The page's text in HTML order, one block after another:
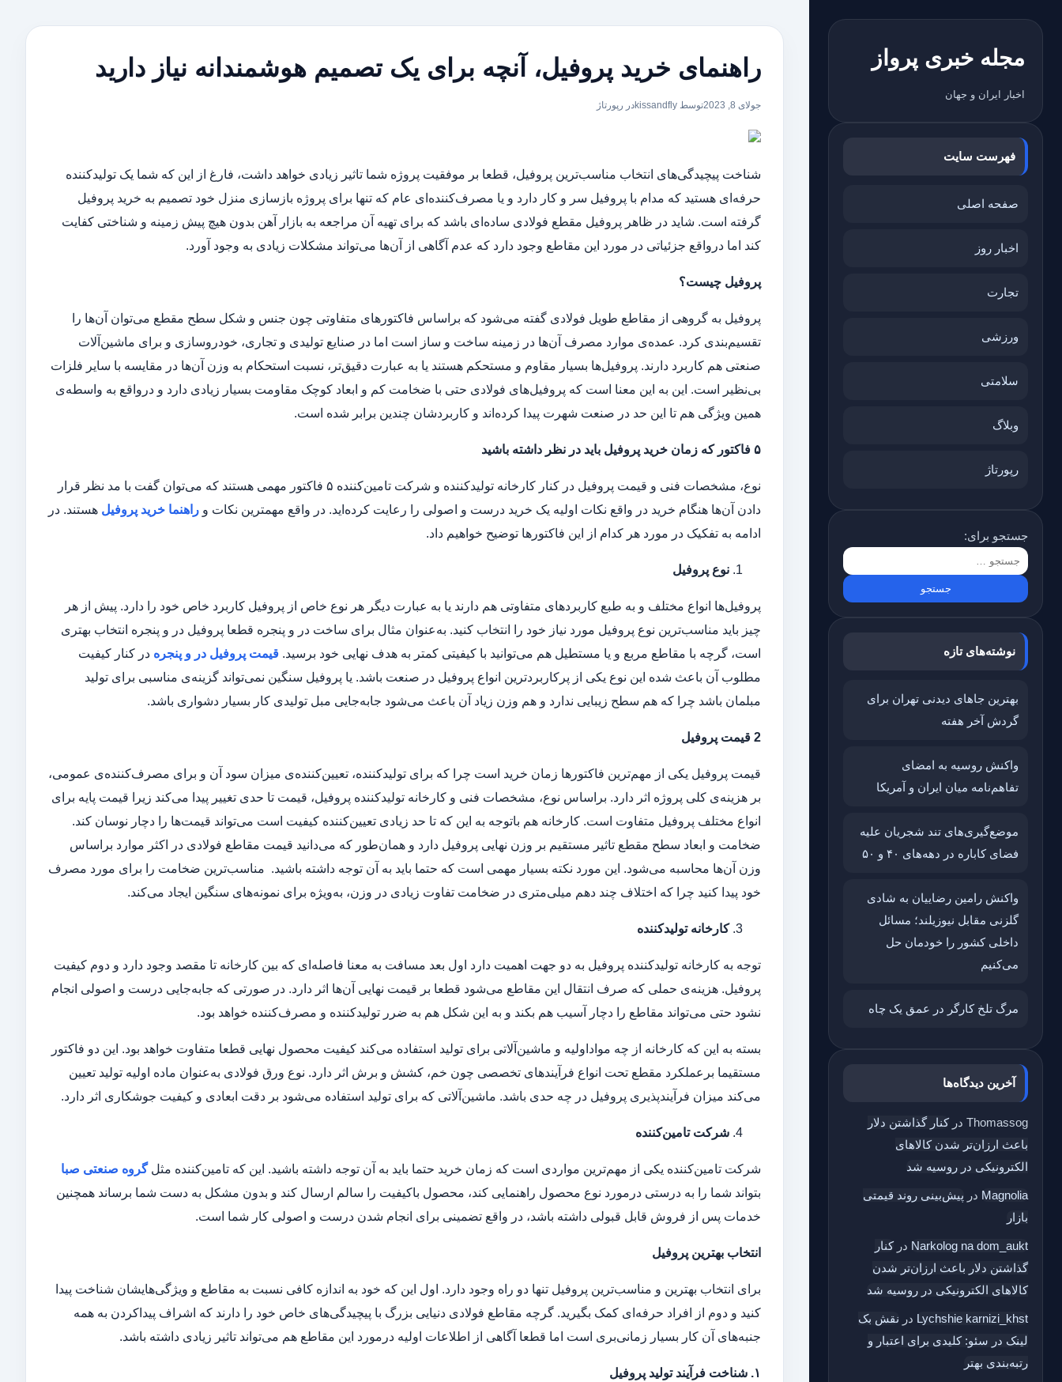
مجله خبری پرواز
اخبار ایران و جهان
فهرست سایت
صفحه اصلی
اخبار روز
تجارت
ورزشی
سلامتی
وبلاگ
رپورتاژ
جستجو برای:
نوشته‌های تازه
بهترین جاهای دیدنی تهران برای
گردش آخر هفته
واکنش روسیه به امضای
تفاهم‌نامه میان ایران و آمریکا
موضع‌گیری‌های تند شجریان علیه
فضای کاباره در دهه‌های ۴۰ و ۵۰
واکنش رامین رضاییان به شادی
گلزنی مقابل نیوزیلند؛ مسائل
داخلی کشور را خودمان حل
می‌کنیم
مرگ تلخ کارگر در عمق یک چاه
آخرین دیدگاه‌ها
Thomassog درکنار گذاشتن دلار
باعث ارزان‌تر شدن کالاهای
الکترونیکی در روسیه شد
Magnolia در پیش‌بینی روند قیمتی
بازار
Narkolog na dom_aukt درکنار
گذاشتن دلار باعث ارزان‌تر شدن
کالاهای الکترونیکی در روسیه شد
Lychshie karnizi_khst در نقش بک‌
لینک در سئو: کلیدی برای اعتبار و
رتبه‌بندی بهتر
راهنمای خرید پروفیل، آنچه برای یک تصمیم هوشمندانه نیاز دارید
جولای 8, 2023 توسط kissandfly در رپورتاژ
شناخت پیچیدگی‌های انتخاب مناسب‌ترین پروفیل، قطعا بر موفقیت پروژه شما تاثیر زیادی خواهد داشت، فارغ از این که شما یک تولیدکننده
حرفه‌ای هستید که مدام با پروفیل سر و کار دارد و یا مصرف‌کننده‌ای عام که تنها برای پروژه بازسازی منزل خود تصمیم به خرید پروفیل
گرفته‌ است. شاید در ظاهر پروفیل مقطع فولادی ساده‌ای باشد که برای تهیه آن مراجعه به بازار آهن بدون هیچ پیش زمینه و شناختی کفایت
کند اما درواقع جزئیاتی در مورد این مقاطع وجود دارد که عدم آگاهی از آن‌ها می‌تواند مشکلات زیادی به وجود آورد.
پروفیل چیست؟
پروفیل به گروهی از مقاطع طویل فولادی گفته می‌شود که براساس فاکتورهای متفاوتی چون جنس و شکل سطح مقطع می‌توان آن‌ها را
تقسیم‌بندی کرد. عمده‌ی موارد مصرف آن‌ها در زمینه ساخت و ساز است اما در صنایع تولیدی و تجاری، خودروسازی و برای ماشین‌آلات
صنعتی هم کاربرد دارند. پروفیل‌ها بسیار مقاوم و مستحکم هستند یا به عبارت دقیق‌تر، نسبت استحکام به وزن آن‌ها در مقایسه با سایر فلزات
بی‌نظیر است. این به این معنا است که پروفیل‌های فولادی حتی با ضخامت کم و ابعاد کوچک مقاومت بسیار زیادی دارد و درواقع به واسطه‌ی
همین ویژگی هم تا این حد در صنعت شهرت پیدا کرده‌اند و کاربردشان چندین برابر شده است.
۵ فاکتور که زمان خرید پروفیل باید در نظر داشته باشید
نوع، مشخصات فنی و قیمت پروفیل در کنار کارخانه تولیدکننده و شرکت تامین‌کننده ۵ فاکتور مهمی هستند که می‌توان گفت با مد نظر قرار
دادن آن‌ها هنگام خرید در واقع نکات اولیه یک خرید درست و اصولی را رعایت کرده‌اید. در واقع مهمترین نکات و راهنما خرید پروفیل هستند. در
ادامه به تفکیک در مورد هر کدام از این فاکتورها توضیح خواهیم داد.
نوع پروفیل
پروفیل‌ها انواع مختلف و به طبع کاربردهای متفاوتی هم دارند یا به عبارت دیگر هر نوع خاص از پروفیل کاربرد خاص خود را دارد. پیش از هر
چیز باید مناسب‌ترین نوع پروفیل مورد نیاز خود را انتخاب کنید. به‌عنوان مثال برای ساخت در و پنجره قطعا پروفیل در و پنجره انتخاب بهتری
است، گرچه با مقاطع مربع و یا مستطیل هم می‌توانید با کیفیتی کمتر به هدف نهایی خود برسید. قیمت پروفیل در و پنجره در کنار کیفیت
مطلوب آن باعث شده این نوع یکی از پرکاربردترین انواع پروفیل در صنعت باشد. یا پروفیل سنگین نمی‌تواند گزینه‌ی مناسبی برای تولید
مبلمان باشد چرا که هم سطح زیبایی ندارد و هم وزن زیاد آن باعث می‌شود جا‌به‌جایی مبل تولیدی کار بسیار دشواری باشد.
2 قیمت پروفیل
قیمت پروفیل یکی از مهم‌ترین فاکتورها زمان خرید است چرا که برای تولیدکننده، تعیین‌کننده‌ی میزان سود آن و برای مصرف‌کننده‌ی عمومی،
بر هزینه‌ی کلی پروژه اثر دارد. براساس نوع، مشخصات فنی و کارخانه تولیدکننده پروفیل، قیمت تا حدی تغییر پیدا می‌کند زیرا قیمت پایه برای
انواع مختلف پروفیل متفاوت است. کارخانه هم باتوجه به این که تا حد زیادی تعیین‌کننده کیفیت است می‌تواند قیمت‌ها را دچار نوسان کند.
ضخامت و ابعاد سطح مقطع تاثیر مستقیم بر وزن نهایی پروفیل دارد و همان‌طور که می‌دانید قیمت مقاطع فولادی در اکثر موارد براساس
وزن آن‌ها محاسبه می‌شود. این مورد نکته بسیار مهمی است که حتما باید به آن توجه داشته باشید. مناسب‌ترین ضخامت را برای مورد مصرف
خود پیدا کنید چرا که اختلاف چند دهم میلی‌متری در ضخامت تفاوت زیادی در وزن، به‌ویژه برای نمونه‌های سنگین ایجاد می‌کند.
کارخانه تولیدکننده
توجه به کارخانه تولیدکننده پروفیل به دو جهت اهمیت دارد اول بعد مسافت به معنا فاصله‌ای که بین کارخانه تا مقصد وجود دارد و دوم کیفیت
پروفیل. هزینه‌ی حملی که صرف انتقال این مقاطع می‌شود قطعا بر قیمت نهایی آن‌ها اثر دارد. در صورتی که جا‌به‌جایی درست و اصولی انجام
نشود حتی می‌تواند مقاطع را دچار آسیب هم بکند و به این شکل هم به ضرر تولیدکننده و مصرف‌کننده خواهد بود.
بسته به این که کارخانه از چه مواداولیه و ماشین‌آلاتی برای تولید استفاده می‌کند کیفیت محصول نهایی قطعا متفاوت خواهد بود. این دو فاکتور
مستقیما برعملکرد مقطع تحت انواع فرآیندهای تخصصی چون خم، کشش و برش اثر دارد. نوع ورق فولادی به‌عنوان ماده اولیه تولید تعیین
می‌کند میزان فرآیندپذیری پروفیل در چه حدی باشد. ماشین‌آلاتی که برای تولید استفاده می‌شود بر دقت ابعادی و کیفیت جوشکاری اثر دارد.
شرکت تامین‌کننده
شرکت تامین‌کننده یکی از مهم‌ترین مواردی است که زمان خرید حتما باید به آن توجه داشته باشید. این که تامین‌کننده مثلگروه صنعتی صبا
بتواند شما را به درستی درمورد نوع محصول راهنمایی کند، محصول باکیفیت را سالم ارسال کند و بدون مشکل به دست شما برساند همچنین
خدمات پس از فروش قابل قبولی داشته باشد، در واقع تضمینی برای انجام شدن درست و اصولی کار شما است.
انتخاب بهترین پروفیل
برای انتخاب بهترین و مناسب‌ترین پروفیل تنها دو راه وجود دارد. اول این که خود به اندازه کافی نسبت به مقاطع و ویژگی‌هایشان شناخت پیدا
کنید و دوم از افراد حرفه‌ای کمک بگیرید. گرچه مقاطع فولادی دنیایی بزرگ با پیچیدگی‌های خاص خود را دارند که اشراف پیداکردن به همه
جنبه‌های آن کار بسیار زمانی‌بری است اما قطعا آگاهی از اطلاعات اولیه درمورد این مقاطع هم می‌تواند تاثیر زیادی داشته باشد.
۱. شناخت فرآیند تولید پروفیل